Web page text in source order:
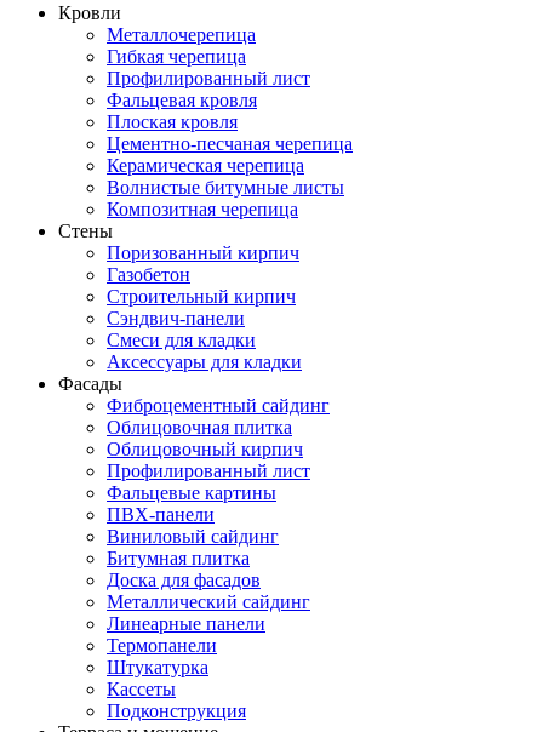
Кровли
Металлочерепица
Гибкая черепица
Профилированный лист
Фальцевая кровля
Плоская кровля
Цементно-песчаная черепица
Керамическая черепица
Волнистые битумные листы
Композитная черепица
Стены
Поризованный кирпич
Газобетон
Строительный кирпич
Сэндвич-панели
Смеси для кладки
Аксессуары для кладки
Фасады
Фиброцементный сайдинг
Облицовочная плитка
Облицовочный кирпич
Профилированный лист
Фальцевые картины
ПВХ-панели
Виниловый сайдинг
Битумная плитка
Доска для фасадов
Металлический сайдинг
Линеарные панели
Термопанели
Штукатурка
Кассеты
Подконструкция